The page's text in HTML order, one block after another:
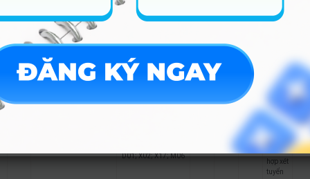
tuyển
6
tuyển
theo tổ
tuyển
D01; X02; X17; M06
Xét
theo tổ
hợp xét
tuyển